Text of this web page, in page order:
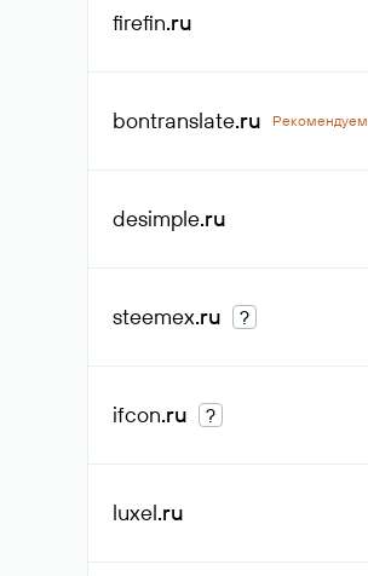
firefin.ru
bontranslate.ru Рекомендуем
desimple.ru
steemex.ru ?
ifcon.ru ?
luxel.ru